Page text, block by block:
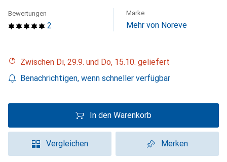
2
Bewertungen Marke
Mehr von Noreve
Zwischen Di, 29.9. und Do, 15.10. geliefert
Benachrichtigen, wenn schneller verfügbar
In den Warenkorb
Vergleichen Merken